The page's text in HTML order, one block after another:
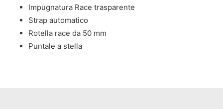
Impugnatura Race trasparente
Strap automatico
Rotella race da 50 mm
Puntale a stella